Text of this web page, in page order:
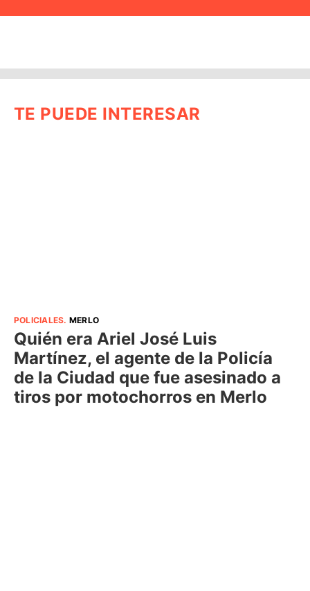
TE PUEDE INTERESAR
POLICIALES. MERLO
Quién era Ariel José Luis
Martínez, el agente de la Policía
de la Ciudad que fue asesinado a
tiros por motochorros en Merlo